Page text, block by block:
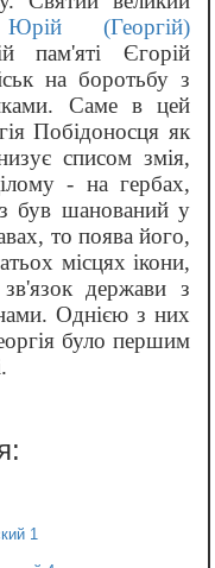
Юрій (Георгій)
пам'яті Єгорій
на боротьбу з
Саме в цей
Побідоносця як
списом змія,
- на гербах,
був шанований у
то поява його,
місцях ікони,
держави з
Однією з них
було першим
1